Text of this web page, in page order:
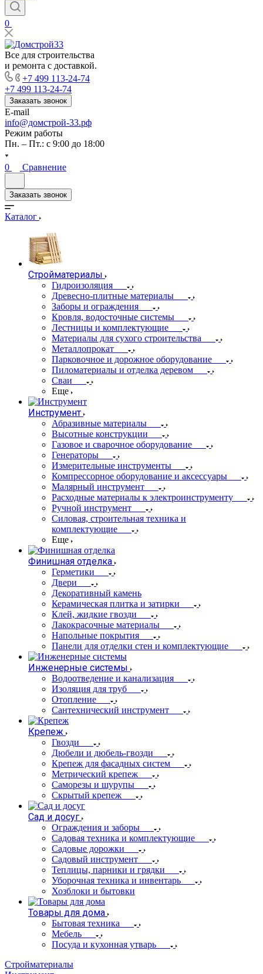
0
Все для строительства
и ремонта с доставкой.
+7 499 113-24-74
+7 499 113-24-74
Заказать звонок
E-mail
info@домстрой-33.рф
Режим работы
Пн. – Пт.: с 9:00 до 18:00
0 Сравнение
Заказать звонок
Каталог
Стройматериалы
Гидроизоляция
Древесно-плитные материалы
Заборы и ограждения
Кровля, водосточные системы
Лестницы и комплектующие
Материалы для сухого строительства
Металлопрокат
Парковочное и дорожное оборудование
Пиломатериалы и отделка деревом
Сваи
Еще
Инструмент
Абразивные материалы
Высотные конструкции
Газовое и сварочное оборудование
Генераторы
Измерительные инструменты
Компрессорное оборудование и аксессуары
Малярный инструмент
Расходные материалы к электроинструменту
Ручной инструмент
Силовая, строительная техника и
комплектующие
Еще
Финишная отделка
Герметики
Двери
Декоративный камень
Керамическая плитка и затирки
Клей, жидкие гвозди
Лакокрасочные материалы
Напольные покрытия
Панели для отделки стен и комплектующие
Инженерные системы
Водоотведение и канализация
Изоляция для труб
Отопление
Сантехнический инструмент
Крепеж
Гвозди
Дюбели и дюбель-гвозди
Крепеж для фасадных систем
Метрический крепеж
Саморезы и шурупы
Скрытый крепеж
Сад и досуг
Ограждения и заборы
Садовая техника и комплектующие
Садовые дорожки
Садовый инструмент
Теплицы, парники и грядки
Уборочная техника и инвентарь
Хозблоки и бытовки
Товары для дома
Бытовая техника
Мебель
Посуда и кухонная утварь
Стройматериалы